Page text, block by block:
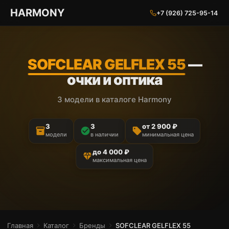
ГАРМОНИЯ ГЛАЗ
HARMONY +7 (926) 725-95-14
SOFCLEAR GELFLEX 55—
очки и оптика
3 модели в каталоге Harmony
inventory_23
модели check_circle3
в наличии sellот 2 900 ₽
минимальная цена
diamondдо 4 000 ₽
максимальная цена
Главная chevron_right Каталог chevron_right Бренды chevron_right SOFCLEAR GELFLEX 55